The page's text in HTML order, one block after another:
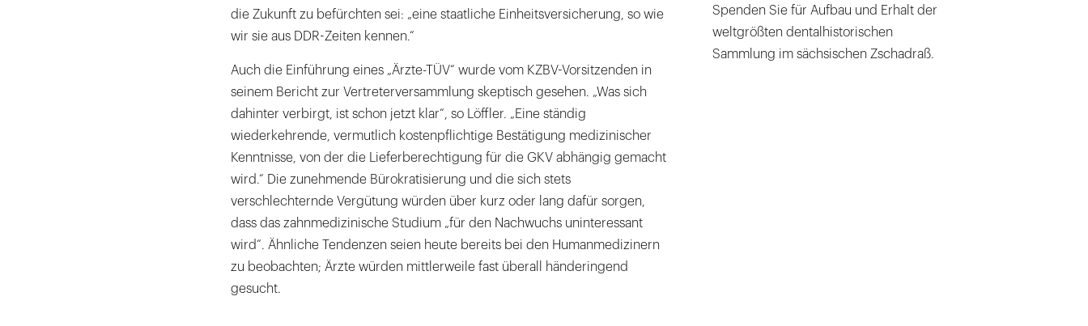
die Zukunft zu befürchten sei: „eine staatliche Einheitsversicherung, so wie
wir sie aus DDR-Zeiten kennen.“
Auch die Einführung eines „Ärzte-TÜV“ wurde vom KZBV-Vorsitzenden in
seinem Bericht zur Vertreterversammlung skeptisch gesehen. „Was sich
dahinter verbirgt, ist schon jetzt klar“, so Löffler. „Eine ständig
wiederkehrende, vermutlich kostenpflichtige Bestätigung medizinischer
Kenntnisse, von der die Lieferberechtigung für die GKV abhängig gemacht
wird.“ Die zunehmende Bürokratisierung und die sich stets
verschlechternde Vergütung würden über kurz oder lang dafür sorgen,
dass das zahnmedizinische Studium „für den Nachwuchs uninteressant
wird“. Ähnliche Tendenzen seien heute bereits bei den Humanmedizinern
zu beobachten; Ärzte würden mittlerweile fast überall händeringend
gesucht.
Spenden Sie für Aufbau und Erhalt der
weltgrößten dentalhistorischen
Sammlung im sächsischen Zschadraß.